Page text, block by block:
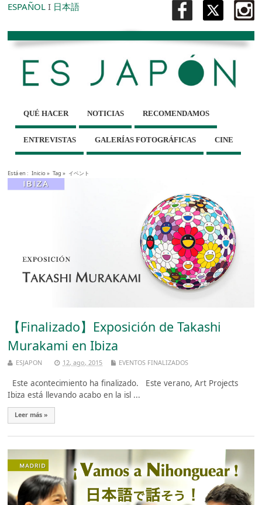
ESPAÑOL I 日本語
QUÉ HACER NOTICIAS RECOMENDAMOS
ENTREVISTAS GALERÍAS FOTOGRÁFICAS CINE
Está en : Inicio» Tag » イベント
【Finalizado】Exposición de Takashi
Murakami en Ibiza
ESJAPON 12, ago, 2015 EVENTOS FINALIZADOS
Este acontecimiento ha finalizado. Este verano, Art Projects
Ibiza está llevando acabo en la isl ...
Leer más »